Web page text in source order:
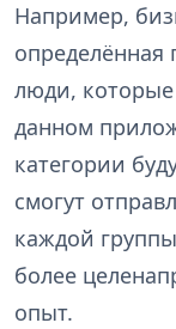
Например,
определённая
люди,
данном
категории
смогут
каждой
более
опыт.